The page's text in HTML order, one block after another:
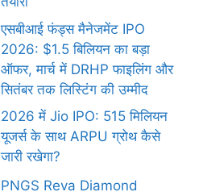
एसबीआई फंड्स मैनेजमेंट IPO
2026: $1.5 बिलियन का बड़ा
ऑफर, मार्च में DRHP फाइलिंग और
सितंबर तक लिस्टिंग की उम्मीद
2026 में Jio IPO: 515 मिलियन
यूजर्स के साथ ARPU ग्रोथ कैसे
जारी रखेगा?
PNGS Reva Diamond